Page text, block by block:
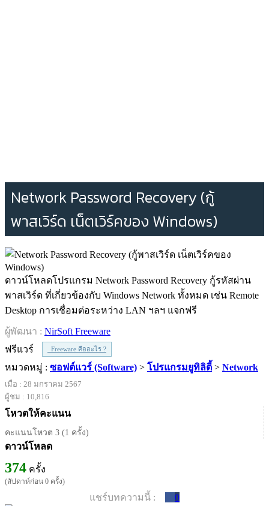
Network Password Recovery (กู้
พาสเวิร์ด เน็ตเวิร์คของ Windows)
ดาวน์โหลดโปรแกรม Network Password Recovery กู้รหัสผ่าน
พาสเวิร์ด ที่เกี่ยวข้องกับ Windows Network ทั้งหมด เช่น Remote
Desktop การเชื่อมต่อระหว่าง LAN ฯลฯ แจกฟรี
ผู้พัฒนา : NirSoft Freeware
ฟรีแวร์
Freeware คืออะไร ?
หมวดหมู่ : ซอฟต์แวร์ (Software) > โปรแกรมยูทิลิตี้ > Network
เมื่อ : 28 มกราคม 2567
ผู้ชม : 10,816
โหวตให้คะแนน
คะแนนโหวต 3 (1 ครั้ง)
ดาวน์โหลด
374 ครั้ง
(สัปดาห์ก่อน 0 ครั้ง)
แชร์บทความนี้ : 0